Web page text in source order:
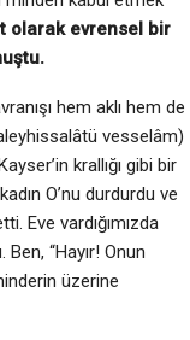
olarak evrensel bir
hem aklı hem de
vesselâm)
krallığı gibi bir
O’nu durdurdu ve
Eve vardığımızda
“Hayır! Onun
üzerine